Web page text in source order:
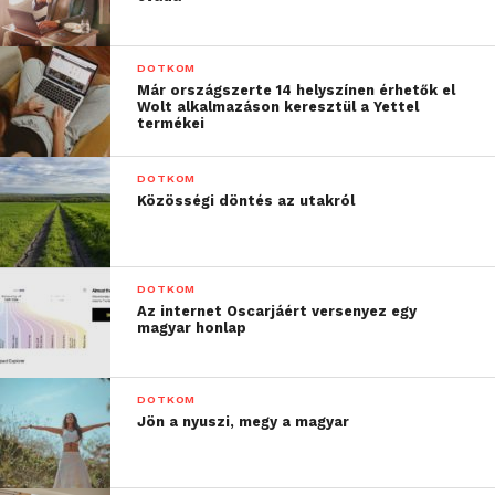
tehető.
A mobil adatforgalom tovább nő, elsősorban az
okostelefon előfizetések számának valamint az egy
előfizetésre eső átlagos adatforgalom
növekedésének köszönhetően, ami a videó
tartalmak népszerűségének növekedésével
magyarázható. 2016 harmadik negyedévében az
adatforgalom az előző negyedévhez képest 10
százalékkal, míg éves szinten 50 százalékkal nőtt.
DOTKOM
Már országszerte 14 helyszínen érhetők el
Wolt alkalmazáson keresztül a Yettel
termékei
DOTKOM
Közösségi döntés az utakról
DOTKOM
Az internet Oscarjáért versenyez egy
magyar honlap
DOTKOM
Jön a nyuszi, megy a magyar